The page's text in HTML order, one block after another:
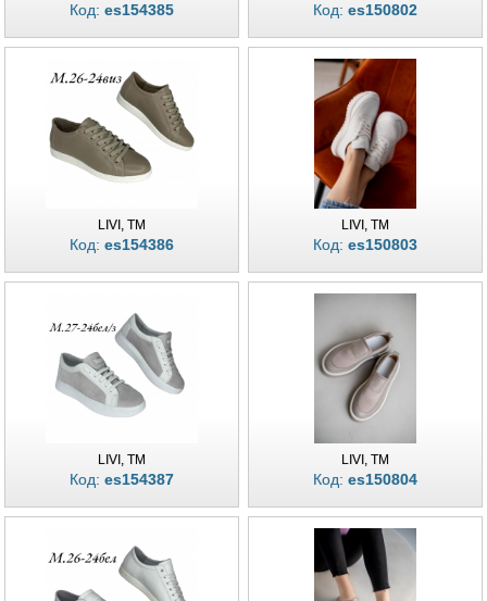
Код: es154385 Код: es150802
LIVI, TM
Код: es154386
LIVI, TM
Код: es150803
LIVI, TM
Код: es154387
LIVI, TM
Код: es150804